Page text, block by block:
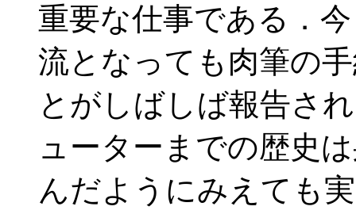
重要な仕事である．
流となっても肉筆の
とがしばしば報告さ
ューターまでの歴史
んだようにみえても